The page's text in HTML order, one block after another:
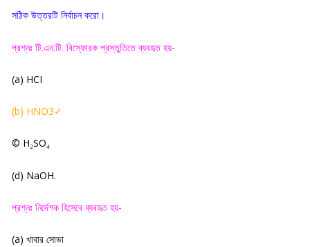
সঠিক উত্তরটি নির্বাচন করো ।
প্রশ্নঃ টি.এন.টি. বিস্ফোরক প্রস্তুতিতে ব্যবহৃত হয়-
(a) HCI
(b) HNO3✓
© H₂SO₄
(d) NaOH.
প্রশ্নঃ নির্দেশক হিসেবে ব্যবহৃত হয়-
(a) খাবার সোডা